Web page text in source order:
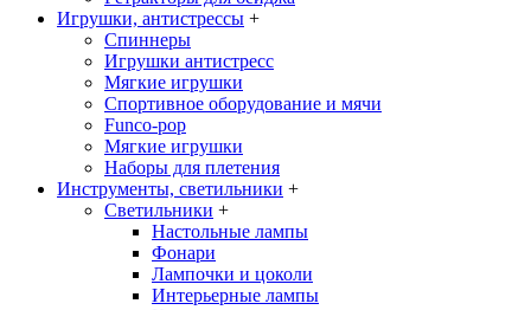
Игрушки, антистрессы +
Спиннеры
Игрушки антистресс
Мягкие игрушки
Спортивное оборудование и мячи
Funco-pop
Мягкие игрушки
Наборы для плетения
Инструменты, светильники +
Светильники +
Настольные лампы
Фонари
Лампочки и цоколи
Интерьерные лампы